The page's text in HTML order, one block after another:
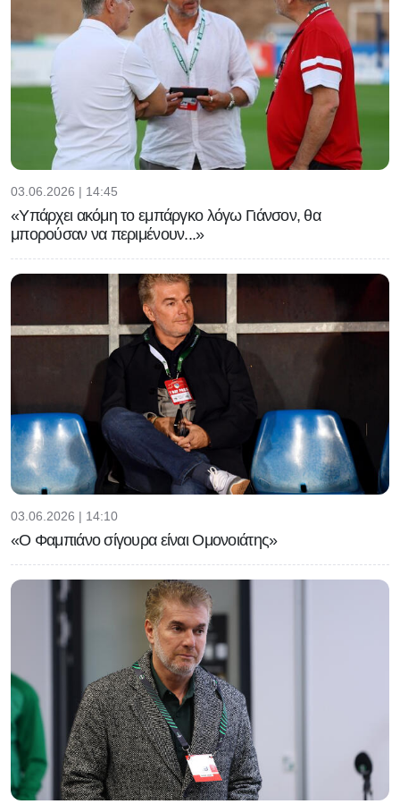
03.06.2026 | 14:45
«Υπάρχει ακόμη το εμπάργκο λόγω Γιάνσον, θα
μπορούσαν να περιμένουν...»
03.06.2026 | 14:10
«Ο Φαμπιάνο σίγουρα είναι Ομονοιάτης»